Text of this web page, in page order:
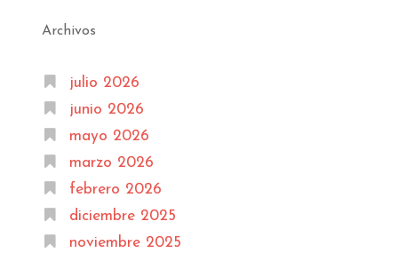
Archivos
julio 2026
junio 2026
mayo 2026
marzo 2026
febrero 2026
diciembre 2025
noviembre 2025